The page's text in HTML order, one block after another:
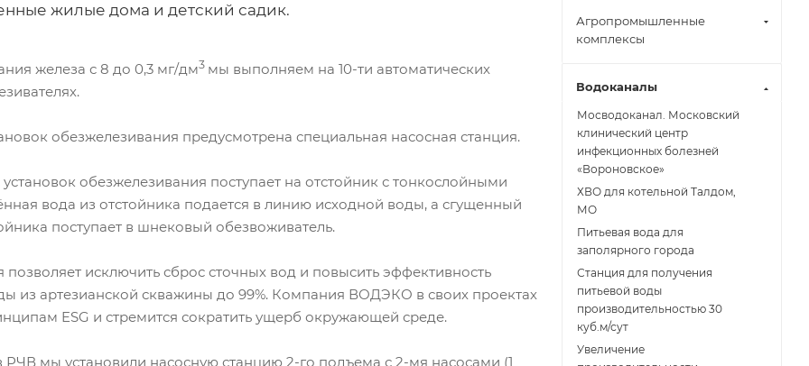
жилые дома и детский садик.
железа с 8 до 0,3 мг/дм3 мы выполняем на 10-ти автоматических
обезжелезивания предусмотрена специальная насосная станция.
обезжелезивания поступает на отстойник с тонкослойными
вода из отстойника подается в линию исходной воды, а сгущенный
поступает в шнековый обезвоживатель.
позволяет исключить сброс сточных вод и повысить эффективность
из артезианской скважины до 99%. Компания ВОДЭКО в своих проектах
ESG и стремится сократить ущерб окружающей среде.
мы установили насосную станцию 2-го подъема с 2-мя насосами (1
Агропромышленные
комплексы
Водоканалы
Мосводоканал. Московский
клинический центр
инфекционных болезней
«Вороновское»
ХВО для котельной Талдом,
МО
Питьевая вода для
заполярного города
Станция для получения
питьевой воды
производительностью 30
куб.м/сут
Увеличение